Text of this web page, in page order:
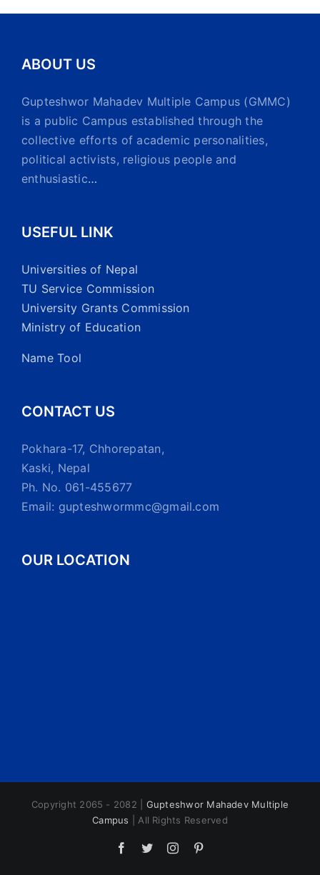
ABOUT US
Gupteshwor Mahadev Multiple Campus (GMMC)
is a public Campus established through the
collective efforts of academic personalities,
political activists, religious people and
enthusiastic…
USEFUL LINK
Universities of Nepal
TU Service Commission
University Grants Commission
Ministry of Education
Name Tool
CONTACT US
Pokhara-17, Chhorepatan,
Kaski, Nepal
Ph. No. 061-455677
Email: gupteshwormmc@gmail.com
OUR LOCATION
Copyright 2065 - 2082 | Gupteshwor Mahadev Multiple
Campus | All Rights Reserved
Facebook
TwitterInstagram